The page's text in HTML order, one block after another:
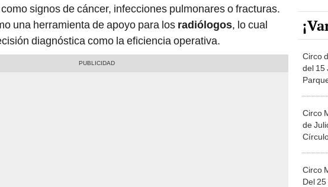
signos de cáncer, infecciones pulmonares o fracturas.
una herramienta de apoyo para los radiólogos, lo cual
diagnóstica como la eficiencia operativa.
Circo
del 15
Circo
de
Circo
Del